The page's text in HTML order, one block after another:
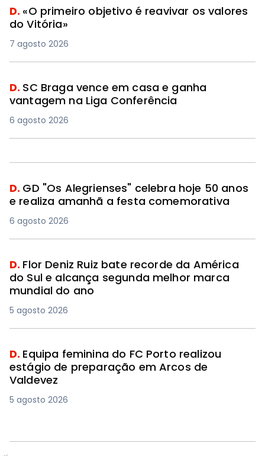
D. «O primeiro objetivo é reavivar os valores
do Vitória»
7 agosto 2026
D. SC Braga vence em casa e ganha
vantagem na Liga Conferência
6 agosto 2026
D. GD "Os Alegrienses" celebra hoje 50 anos
e realiza amanhã a festa comemorativa
6 agosto 2026
D. Flor Deniz Ruiz bate recorde da América
do Sul e alcança segunda melhor marca
mundial do ano
5 agosto 2026
D. Equipa feminina do FC Porto realizou
estágio de preparação em Arcos de
Valdevez
5 agosto 2026